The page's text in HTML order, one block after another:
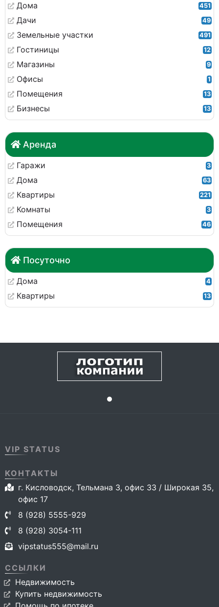
Дома 451
Дачи 49
Земельные участки 491
Гостиницы 12
Магазины 9
Офисы 1
Помещения 13
Бизнесы 13
Аренда
Гаражи 3
Дома 63
Квартиры 221
Комнаты 3
Помещения 46
Посуточно
Дома 4
Квартиры 13
VIP STATUS
КОНТАКТЫ
г. Кисловодск, Тельмана 3, офис 33 / Широкая 35,
офис 17
8 (928) 5555-929
8 (928) 3054-111
vipstatus555@mail.ru
ССЫЛКИ
Недвижимость
Купить недвижимость